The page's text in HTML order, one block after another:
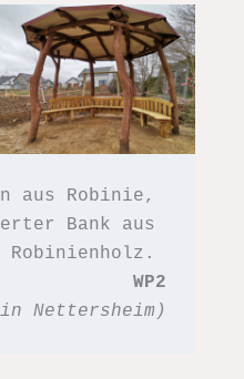
aus Robinie,
Bank aus
WP2
Nettersheim)